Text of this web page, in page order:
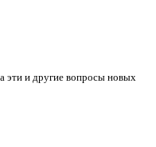
эти и другие вопросы новых